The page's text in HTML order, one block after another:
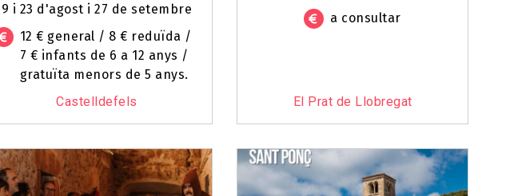
9 i 23 d'agost i 27 de setembre
12 € general / 8 € reduïda /
7 € infants de 6 a 12 anys /
gratuïta menors de 5 anys.
Castelldefels
a consultar
El Prat de Llobregat